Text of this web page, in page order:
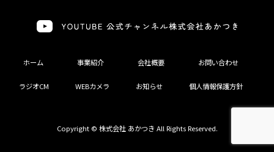
ホーム 事業紹介 会社概要 お問い合わせ
ラジオCM WEBカメラ お知らせ 個人情報保護方針
Copyright © 株式会社 あかつき All Rights Reserved.